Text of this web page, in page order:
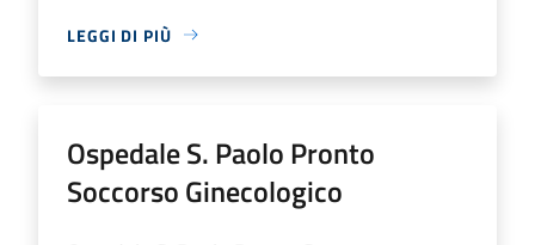
LEGGI DI PIÙ
Ospedale S. Paolo Pronto
Soccorso Ginecologico